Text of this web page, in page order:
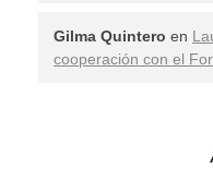
Gilma Quintero en
cooperación con el